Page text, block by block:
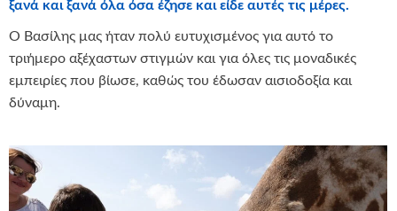
ξανά και ξανά όλα όσα έζησε και είδε αυτές τις μέρες.
Ο Βασίλης μας ήταν πολύ ευτυχισμένος για αυτό το
τριήμερο αξέχαστων στιγμών και για όλες τις μοναδικές
εμπειρίες που βίωσε, καθώς του έδωσαν αισιοδοξία και
δύναμη.